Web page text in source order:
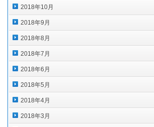
2018年10月
2018年9月
2018年8月
2018年7月
2018年6月
2018年5月
2018年4月
2018年3月